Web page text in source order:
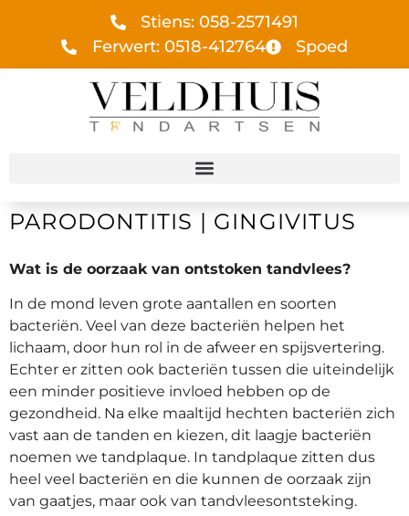
Stiens: 058-2571491
Ferwert: 0518-412764
Spoed
PARODONTITIS | GINGIVITUS
Wat is de oorzaak van ontstoken tandvlees?
In de mond leven grote aantallen en soorten
bacteriën. Veel van deze bacteriën helpen het
lichaam, door hun rol in de afweer en spijsvertering.
Echter er zitten ook bacteriën tussen die uiteindelijk
een minder positieve invloed hebben op de
gezondheid. Na elke maaltijd hechten bacteriën zich
vast aan de tanden en kiezen, dit laagje bacteriën
noemen we tandplaque. In tandplaque zitten dus
heel veel bacteriën en die kunnen de oorzaak zijn
van gaatjes, maar ook van tandvleesontsteking.